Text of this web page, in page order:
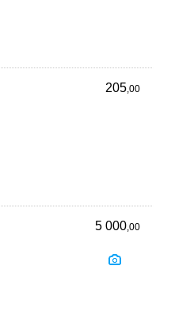
205,00
5 000,00